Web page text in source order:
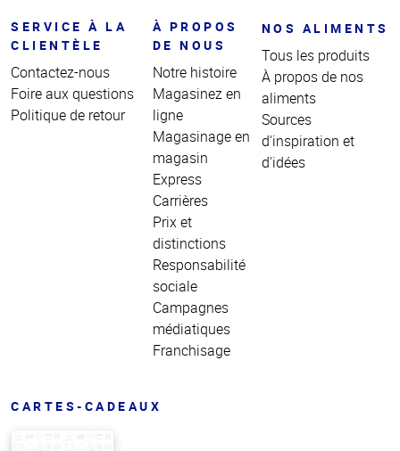
SERVICE À LA
CLIENTÈLE
Contactez-nous
Foire aux questions
Politique de retour
À PROPOS
DE NOUS
Notre histoire
Magasinez en
ligne
Magasinage en
magasin
Express
Carrières
Prix et
distinctions
Responsabilité
sociale
Campagnes
médiatiques
Franchisage
NOS ALIMENTS
Tous les produits
À propos de nos
aliments
Sources
d'inspiration et
d'idées
CARTES-CADEAUX